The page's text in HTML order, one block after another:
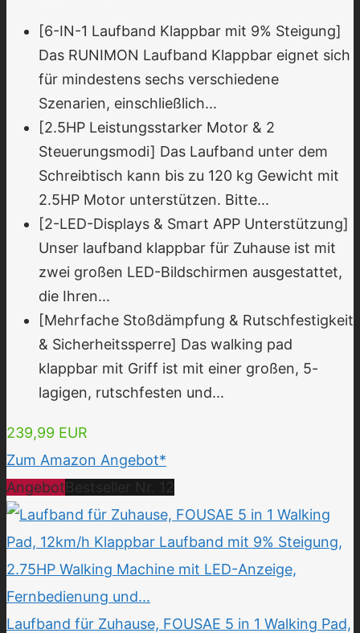
[6-IN-1 Laufband Klappbar mit 9% Steigung]
Das RUNIMON Laufband Klappbar eignet sich
für mindestens sechs verschiedene
Szenarien, einschließlich...
[2.5HP Leistungsstarker Motor & 2
Steuerungsmodi] Das Laufband unter dem
Schreibtisch kann bis zu 120 kg Gewicht mit
2.5HP Motor unterstützen. Bitte...
[2-LED-Displays & Smart APP Unterstützung]
Unser laufband klappbar für Zuhause ist mit
zwei großen LED-Bildschirmen ausgestattet,
die Ihren...
[Mehrfache Stoßdämpfung & Rutschfestigkeit
& Sicherheitssperre] Das walking pad
klappbar mit Griff ist mit einer großen, 5-
lagigen, rutschfesten und...
239,99 EUR
Zum Amazon Angebot*
Angebot
Laufband für Zuhause, FOUSAE 5 in 1 Walking Pad,